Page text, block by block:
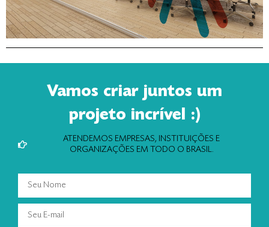
Vamos criar juntos um
projeto incrível :)
ATENDEMOS EMPRESAS, INSTITUIÇÕES E
ORGANIZAÇÕES EM TODO O BRASIL.